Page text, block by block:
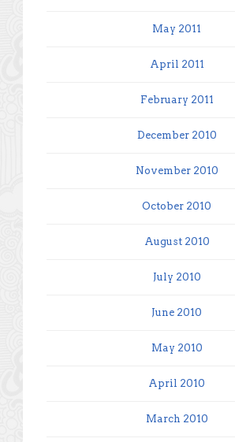
May 2011
April 2011
February 2011
December 2010
November 2010
October 2010
August 2010
July 2010
June 2010
May 2010
April 2010
March 2010